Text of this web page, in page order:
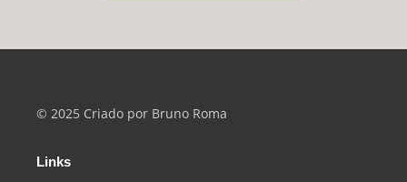
© 2025 Criado por Bruno Roma
Links